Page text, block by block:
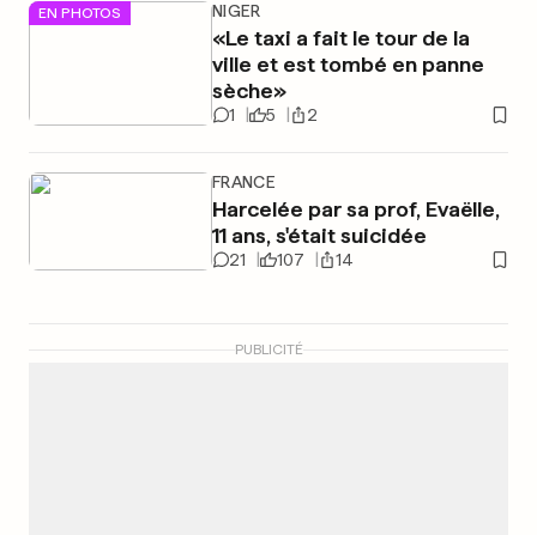
EN PHOTOS NIGER
«Le taxi a fait le tour de la
ville et est tombé en panne
sèche»
1 5 2
FRANCE
Harcelée par sa prof, Evaëlle,
11 ans, s'était suicidée
21 107 14
PUBLICITÉ